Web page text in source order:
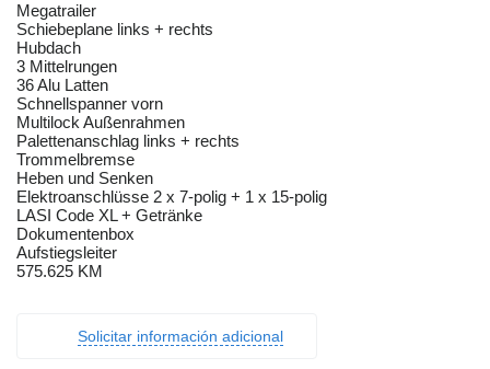
Megatrailer
Schiebeplane links + rechts
Hubdach
3 Mittelrungen
36 Alu Latten
Schnellspanner vorn
Multilock Außenrahmen
Palettenanschlag links + rechts
Trommelbremse
Heben und Senken
Elektroanschlüsse 2 x 7-polig + 1 x 15-polig
LASI Code XL + Getränke
Dokumentenbox
Aufstiegsleiter
575.625 KM
Solicitar información adicional